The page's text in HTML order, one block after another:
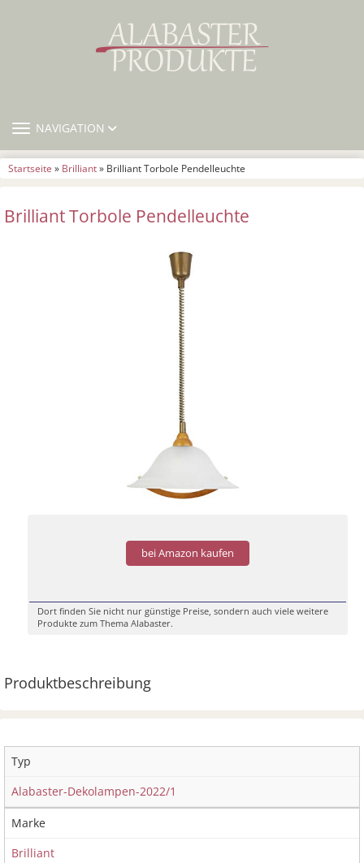
TOGGLE NAVIGATION
NAVIGATION
Startseite » Brilliant» Brilliant Torbole Pendelleuchte
Brilliant Torbole Pendelleuchte
bei Amazon kaufen
Dort finden Sie nicht nur günstige Preise, sondern auch viele weitere
Produkte zum Thema Alabaster.
Produktbeschreibung
Typ
Alabaster-Dekolampen-2022/1
Marke
Brilliant